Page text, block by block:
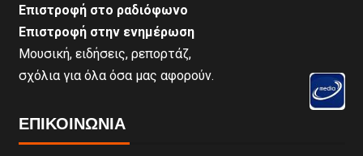
Επιστροφή στο ραδιόφωνο
Επιστροφή στην ενημέρωση
Μουσική, ειδήσεις, ρεπορτάζ,
σχόλια για όλα όσα μας αφορούν.
ΕΠΙΚΟΙΝΩΝΊΑ